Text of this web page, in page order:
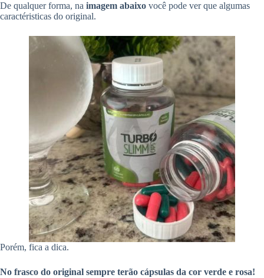
De qualquer forma, na imagem abaixo você pode ver que algumas
caractéristicas do original.
Porém, fica a dica.
No frasco do original sempre terão cápsulas da cor verde e rosa!